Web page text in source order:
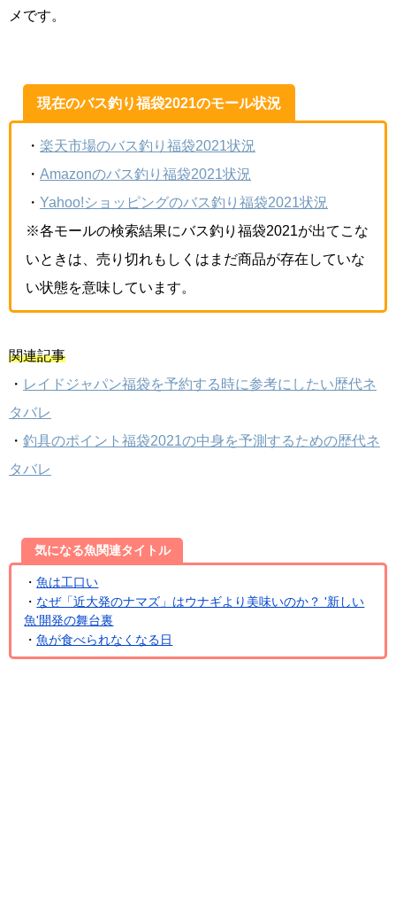
メです。
現在のバス釣り福袋2021のモール状況
・ 楽天市場のバス釣り福袋2021状況
・ Amazonのバス釣り福袋2021状況
・ Yahoo!ショッピングのバス釣り福袋2021状況
※各モールの検索結果にバス釣り福袋2021が出てこな
いときは、売り切れもしくはまだ商品が存在していな
い状態を意味しています。
関連記事
・ レイドジャパン福袋を予約する時に参考にしたい歴代ネ
タバレ
・ 釣具のポイント福袋2021の中身を予測するための歴代ネ
タバレ
気になる魚関連タイトル
・魚は工口い
・ なぜ「近大発のナマズ」はウナギより美味いのか？ '新しい
魚'開発の舞台裏
・魚が食べられなくなる日